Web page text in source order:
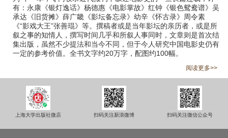
有：永康《银灯逸话》杨德惠《电影掌故》红钟《银色鸳鸯谱》吴
承达《旧货摊》薛广畿《影坛备忘录》幼辛《怀古录》周令素
《“影戏大王”张善琨》等。撰稿者或是当年影坛的亲历者，或是所
叙之事的知情人，撰写时间几乎和所叙人事同时，文章则是首次结
集出版，虽然不少提法和当今不同，但于今人研究中国电影史仍有
一定的参考价值。全书文字约20万字，配图约100幅。
阅读更多>>
上海大学出版社微店 扫码关注新浪微博 扫码关注微信公众号